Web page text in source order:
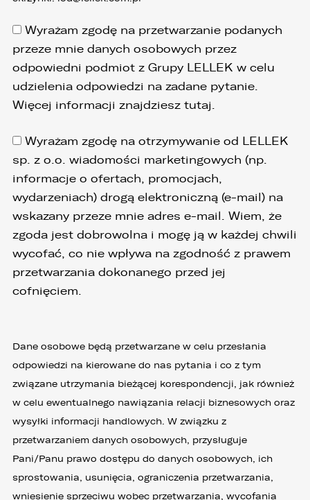
Wyrażam zgodę na przetwarzanie podanych
przeze mnie danych osobowych przez
odpowiedni podmiot z Grupy LELLEK w celu
udzielenia odpowiedzi na zadane pytanie.
Więcej informacji znajdziesz tutaj.
Wyrażam zgodę na otrzymywanie od LELLEK
sp. z o.o. wiadomości marketingowych (np.
informacje o ofertach, promocjach,
wydarzeniach) drogą elektroniczną (e-mail) na
wskazany przeze mnie adres e-mail. Wiem, że
zgoda jest dobrowolna i mogę ją w każdej chwili
wycofać, co nie wpływa na zgodność z prawem
przetwarzania dokonanego przed jej
cofnięciem.
Dane osobowe będą przetwarzane w celu przesłania
odpowiedzi na kierowane do nas pytania i co z tym
związane utrzymania bieżącej korespondencji, jak również
w celu ewentualnego nawiązania relacji biznesowych oraz
wysyłki informacji handlowych. W związku z
przetwarzaniem danych osobowych, przysługuje
Pani/Panu prawo dostępu do danych osobowych, ich
sprostowania, usunięcia, ograniczenia przetwarzania,
wniesienie sprzeciwu wobec przetwarzania, wycofania
stwierdzenia przetwarzania Państwa danych
niezgodnego z prawem.
4. Podanie danych osobowych jest
dobrowolne, jednakże Ich brak uniemożliwi
realizację powyższych celów oraz kontakt z
Państwem.
przetwarzane w sposób zautomatyzowany i nie
6. Administrator nie przekazuje danych
organizacji międzynarodowej.